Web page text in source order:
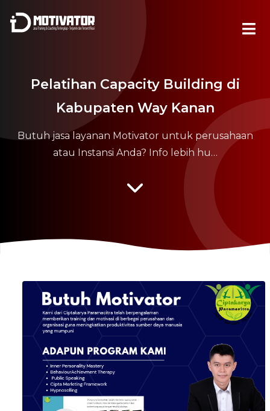
Pelatihan Capacity Building di
Kabupaten Way Kanan
Butuh jasa layanan Motivator untuk perusahaan
atau Instansi Anda? Info lebih hu…